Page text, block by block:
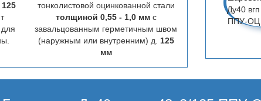
125
для
тонколистовой оцинкованной стали
толщиной 0,55 - 1,0 ммс
завальцованным герметичным швом
(наружным или внутренним) д. 125
мм